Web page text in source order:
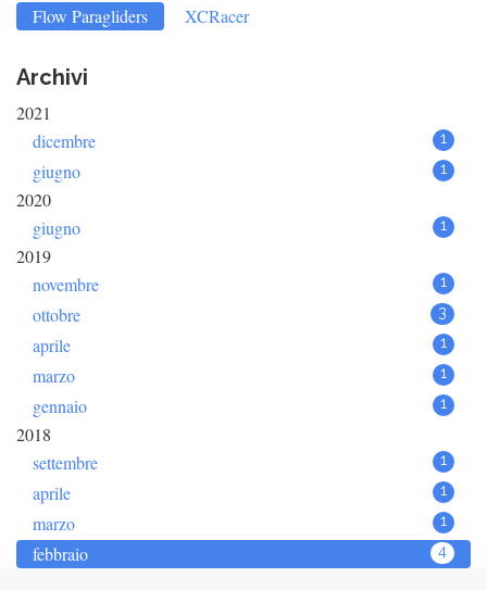
Flow Paragliders XCRacer
Archivi
2021
dicembre
1
giugno 1
2020
giugno
1
2019
novembre
1
ottobre 3
aprile 1
marzo 1
gennaio 1
2018
settembre
1
aprile 1
marzo 1
febbraio 4